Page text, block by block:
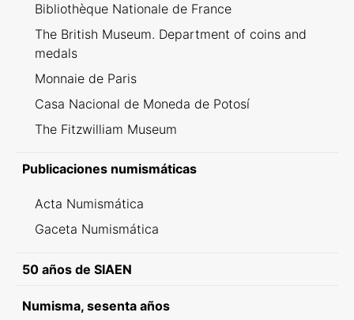
Bibliothèque Nationale de France
The British Museum. Department of coins and
medals
Monnaie de Paris
Casa Nacional de Moneda de Potosí
The Fitzwilliam Museum
Publicaciones numismáticas
Acta Numismática
Gaceta Numismática
50 años de SIAEN
Numisma, sesenta años